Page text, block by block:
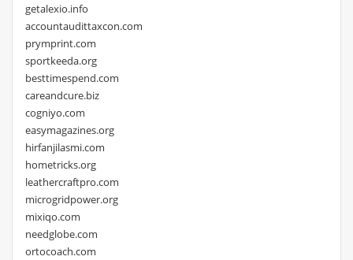
getalexio.info
accountaudittaxcon.com
prymprint.com
sportkeeda.org
besttimespend.com
careandcure.biz
cogniyo.com
easymagazines.org
hirfanjilasmi.com
hometricks.org
leathercraftpro.com
microgridpower.org
mixiqo.com
needglobe.com
ortocoach.com